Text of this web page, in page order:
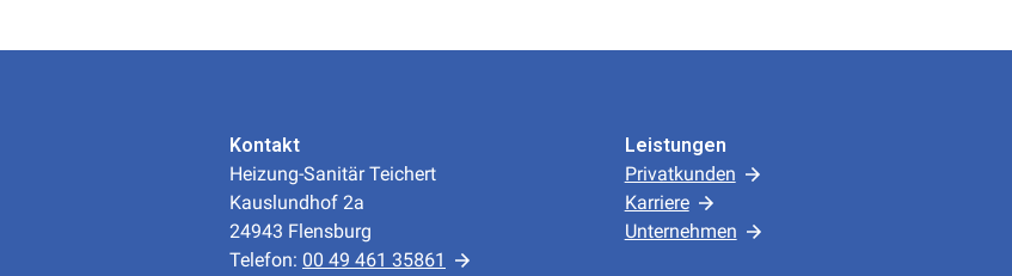
Kontakt
Heizung-Sanitär Teichert
Kauslundhof 2a
24943 Flensburg
Telefon: 00 49 461 35861
Leistungen
Privatkunden
Karriere
Unternehmen